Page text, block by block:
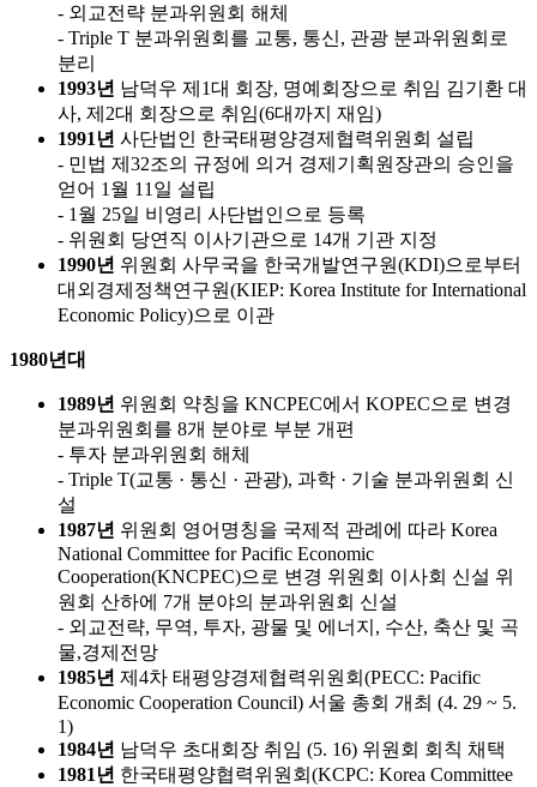
- 외교전략 분과위원회 해체
- Triple T 분과위원회를 교통, 통신, 관광 분과위원회로
분리
1993년 남덕우 제1대 회장, 명예회장으로 취임 김기환 대
사, 제2대 회장으로 취임(6대까지 재임)
1991년 사단법인 한국태평양경제협력위원회 설립
- 민법 제32조의 규정에 의거 경제기획원장관의 승인을
얻어 1월 11일 설립
- 1월 25일 비영리 사단법인으로 등록
- 위원회 당연직 이사기관으로 14개 기관 지정
1990년 위원회 사무국을 한국개발연구원(KDI)으로부터
대외경제정책연구원(KIEP: Korea Institute for International
Economic Policy)으로 이관
1980년대
1989년 위원회 약칭을 KNCPEC에서 KOPEC으로 변경
분과위원회를 8개 분야로 부분 개편
- 투자 분과위원회 해체
- Triple T(교통 · 통신 · 관광), 과학 · 기술 분과위원회 신
설
1987년 위원회 영어명칭을 국제적 관례에 따라 Korea
National Committee for Pacific Economic
Cooperation(KNCPEC)으로 변경 위원회 이사회 신설 위
원회 산하에 7개 분야의 분과위원회 신설
- 외교전략, 무역, 투자, 광물 및 에너지, 수산, 축산 및 곡
물,경제전망
1985년 제4차 태평양경제협력위원회(PECC: Pacific
Economic Cooperation Council) 서울 총회 개최 (4. 29 ~ 5.
1)
1984년 남덕우 초대회장 취임 (5. 16) 위원회 회칙 채택
1981년 한국태평양협력위원회(KCPC: Korea Committee